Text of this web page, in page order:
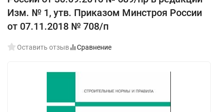
Изм. № 1, утв. Приказом Минстроя России
от 07.11.2018 № 708/п
Оставить отзыв Сравнение